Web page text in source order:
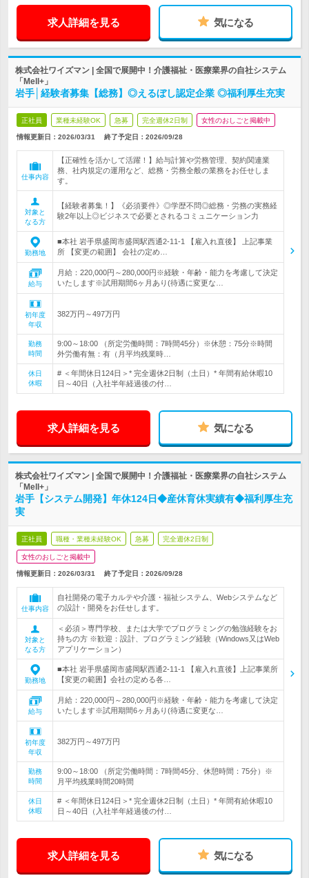
求人詳細を見る 気になる
株式会社ワイズマン | 全国で展開中！介護福祉・医療業界の自社システム
「Mell+」
岩手│経験者募集【総務】◎えるぼし認定企業 ◎福利厚生充実
正社員 業種未経験OK 急募 完全週休2日制 女性のおしごと掲載中
情報更新日：2026/03/31 終了予定日： 2026/09/28
仕事内容
【正確性を活かして活躍！】給与計算や労務管理、契約関連業
務、社内規定の運用など、総務・労務全般の業務をお任せしま
す。
対象と
なる方
【経験者募集！】《必須要件》◎学歴不問◎総務・労務の実務経
験2年以上◎ビジネスで必要とされるコミュニケーション力
勤務地
■本社 岩手県盛岡市盛岡駅西通2-11-1 【雇入れ直後】 上記事業
所 【変更の範囲】 会社の定め…
給与
月給：220,000円～280,000円※経験・年齢・能力を考慮して決定
いたします※試用期間6ヶ月あり(待遇に変更な…
初年度
年収
382万円～497万円
勤務
時間
9:00～18:00 （所定労働時間：7時間45分）※休憩：75分※時間
外労働有無：有（月平均残業時…
休日
休暇
# ＜年間休日124日＞* 完全週休2日制（土日）* 年間有給休暇10
日～40日（入社半年経過後の付…
求人詳細を見る 気になる
株式会社ワイズマン | 全国で展開中！介護福祉・医療業界の自社システム
「Mell+」
岩手【システム開発】年休124日◆産休育休実績有◆福利厚生充
実
正社員 職種・業種未経験OK 急募 完全週休2日制
女性のおしごと掲載中
情報更新日：2026/03/31 終了予定日： 2026/09/28
仕事内容
自社開発の電子カルテや介護・福祉システム、Webシステムなど
の設計・開発をお任せします。
対象と
なる方
＜必須＞専門学校、または大学でプログラミングの勉強経験をお
持ちの方 ※歓迎：設計、プログラミング経験（Windows又はWeb
アプリケーション）
勤務地
■本社 岩手県盛岡市盛岡駅西通2-11-1 【雇入れ直後】上記事業所
【変更の範囲】会社の定める各…
給与
月給：220,000円～280,000円※経験・年齢・能力を考慮して決定
いたします※試用期間6ヶ月あり(待遇に変更な…
初年度
年収
382万円～497万円
勤務
時間
9:00～18:00 （所定労働時間：7時間45分、休憩時間：75分）※
月平均残業時間20時間
休日
休暇
# ＜年間休日124日＞* 完全週休2日制（土日）* 年間有給休暇10
日～40日（入社半年経過後の付…
求人詳細を見る 気になる